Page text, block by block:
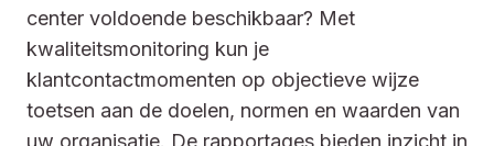
center voldoende beschikbaar? Met
kwaliteitsmonitoring kun je
klantcontactmomenten op objectieve wijze
toetsen aan de doelen, normen en waarden van
uw organisatie. De rapportages bieden inzicht in